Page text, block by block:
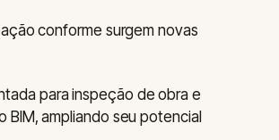
conforme surgem novas
para inspeção de obra e
ampliando seu potencial